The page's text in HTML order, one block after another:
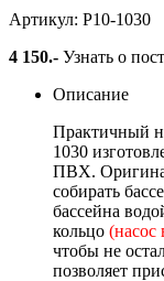
Артикул: Р10-1030
4 150.- Узнать о
Описание
Практичный
1030
ПВХ.
собирать
бассейна
кольцо (насос
чтобы не
позволяет